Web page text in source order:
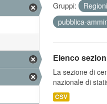
Gruppi:
pubblica-
Elenco
La sezione di
nazionale di
CSV